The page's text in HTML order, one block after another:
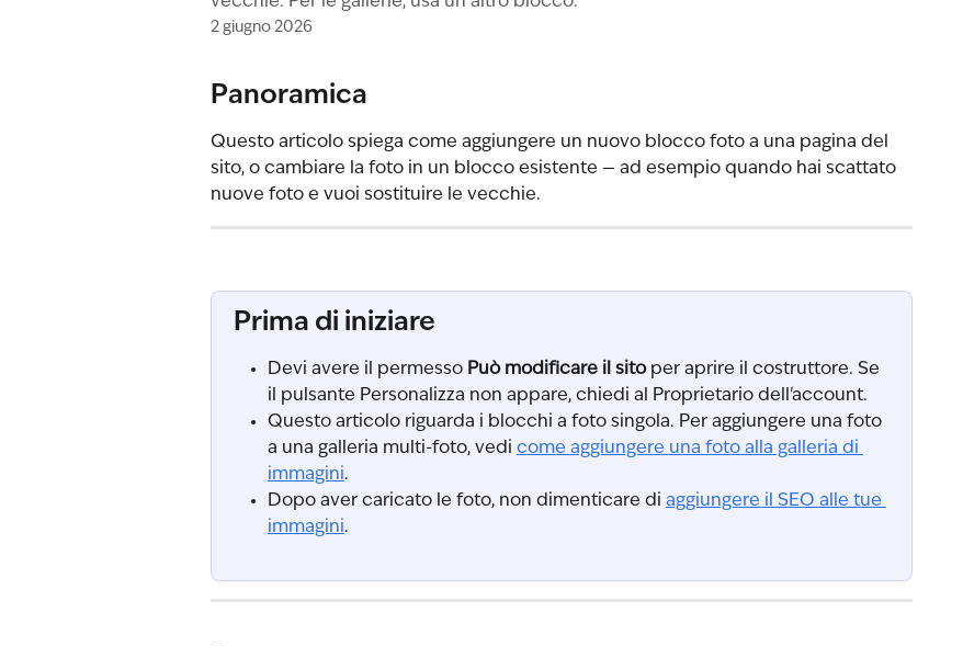
2 giugno 2026
Panoramica
Questo articolo spiega come aggiungere un nuovo blocco foto a una pagina del
sito, o cambiare la foto in un blocco esistente — ad esempio quando hai scattato
nuove foto e vuoi sostituire le vecchie.
Prima di iniziare
Devi avere il permesso Può modificare il sito per aprire il costruttore. Se
il pulsante Personalizza non appare, chiedi al Proprietario dell'account.
Questo articolo riguarda i blocchi a foto singola. Per aggiungere una foto
a una galleria multi-foto, vedi come aggiungere una foto alla galleria di
immagini.
Dopo aver caricato le foto, non dimenticare di aggiungere il SEO alle tue
immagini.